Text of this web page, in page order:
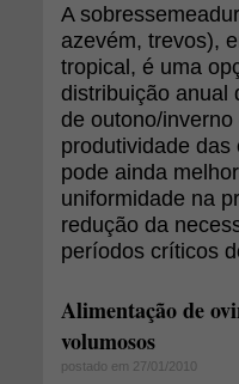
A
azevém, trevos),
tropical, é uma
distribuição anual
de outono/
produtividade
pode ainda
uniformidade na
redução da
períodos críticos
Alimentação de
volumosos
postado em 27/01/2010